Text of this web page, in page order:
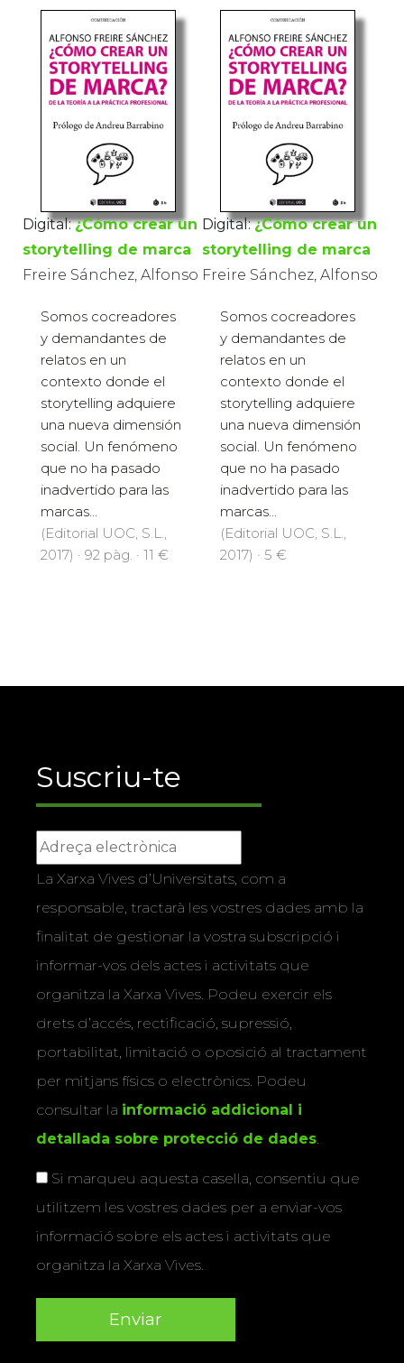
Digital: ¿Cómo crear un
storytelling de marca
Freire Sánchez, Alfonso
Somos cocreadores
y demandantes de
relatos en un
contexto donde el
storytelling adquiere
una nueva dimensión
social. Un fenómeno
que no ha pasado
inadvertido para las
marcas...
(Editorial UOC, S.L.,
2017) · 92 pàg. · 11 €
Digital: ¿Cómo crear un
storytelling de marca
Freire Sánchez, Alfonso
Somos cocreadores
y demandantes de
relatos en un
contexto donde el
storytelling adquiere
una nueva dimensión
social. Un fenómeno
que no ha pasado
inadvertido para las
marcas...
(Editorial UOC, S.L.,
2017) · 5 €
Suscriu-te
La Xarxa Vives d’Universitats, com a
responsable, tractarà les vostres dades amb la
finalitat de gestionar la vostra subscripció i
informar-vos dels actes i activitats que
organitza la Xarxa Vives. Podeu exercir els
drets d’accés, rectificació, supressió,
portabilitat, limitació o oposició al tractament
per mitjans físics o electrònics. Podeu
consultar la informació addicional i
detallada sobre protecció de dades
Si marqueu aquesta casella, consentiu que
utilitzem les vostres dades per a enviar-vos
informació sobre els actes i activitats que
organitza la Xarxa Vives.